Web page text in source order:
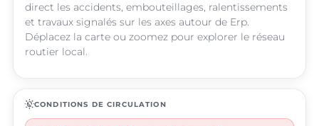
direct les accidents, embouteillages, ralentissements
et travaux signalés sur les axes autour de Erp.
Déplacez la carte ou zoomez pour explorer le réseau
routier local.
routineCONDITIONS DE CIRCULATION